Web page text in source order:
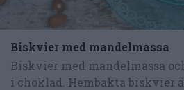
Biskvier med mandelmassa
Biskvier med mandelmassa
i choklad. Hembakta biskvier